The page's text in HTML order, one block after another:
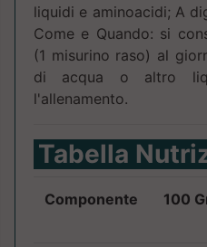
liquidi e aminoacidi; A
Come e Quando: si
(1 misurino raso) al
di acqua o altro
l'allenamento.
Tabella
Componente 100